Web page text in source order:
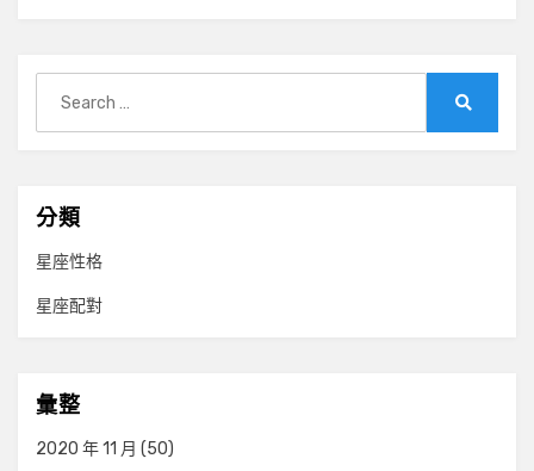
for:
分類
星座性格
星座配對
彙整
2020 年 11 月 (50)